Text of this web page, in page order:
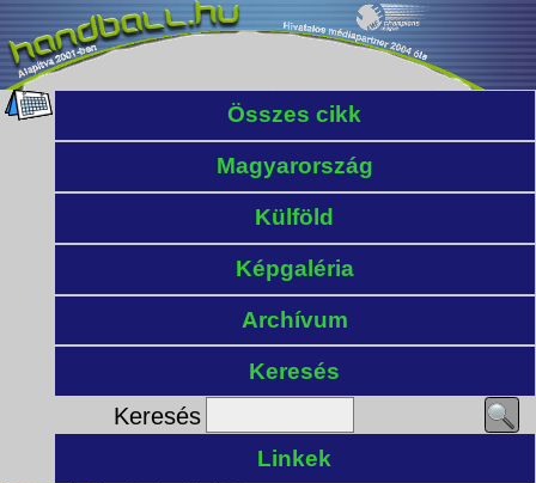
Összes cikk
Magyarország
Külföld
Képgaléria
Archívum
Keresés
Keresés
Linkek